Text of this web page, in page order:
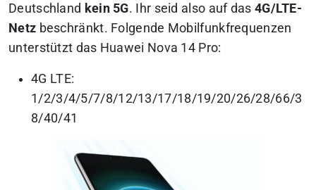
Deutschland kein 5G. Ihr seid also auf das 4G/LTE-
Netz beschränkt. Folgende Mobilfunkfrequenzen
unterstützt das Huawei Nova 14 Pro:
4G LTE:
1/2/3/4/5/7/8/12/13/17/18/19/20/26/28/66/3
8/40/41